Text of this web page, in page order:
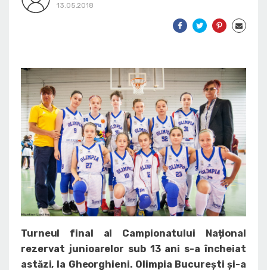
13.05.2018
Turneul final al Campionatului Național
rezervat junioarelor sub 13 ani s-a încheiat
astăzi, la Gheorghieni. Olimpia București și-a